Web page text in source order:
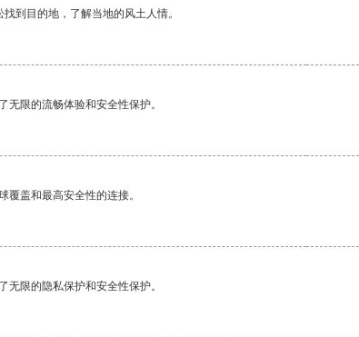
到目的地，了解当地的风土人情。
无限的流畅体验和安全性保护。
覆盖和最高安全性的连接。
无限的隐私保护和安全性保护。